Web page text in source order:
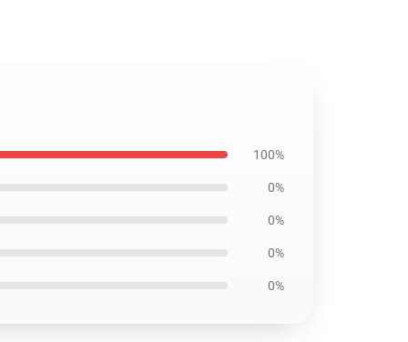
100%
0%
0%
0%
0%